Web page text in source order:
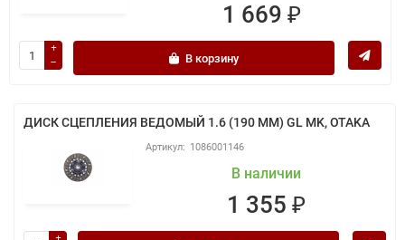
1 669 ₽
В корзину
ДИСК СЦЕПЛЕНИЯ ВЕДОМЫЙ 1.6 (190 ММ) GL MK, OTAKA
1086001146
В наличии
1 355 ₽